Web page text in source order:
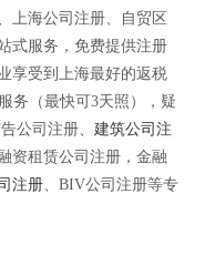
上海公司注册、自贸区
式服务，免费提供注册
享受到上海最好的返税
务（最快可3天照），疑
公司注册、建筑公司注
资租赁公司注册，金融
注册 、BIV公司注册等专